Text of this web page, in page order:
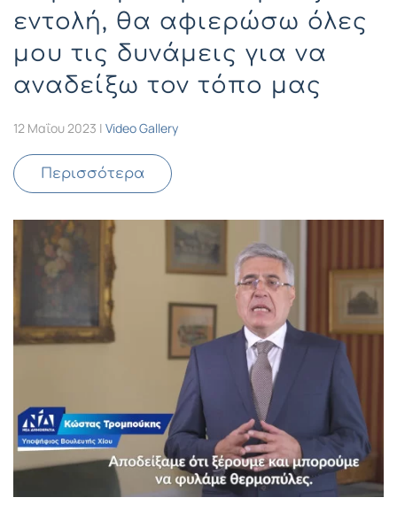
εντολή, θα αφιερώσω όλες
μου τις δυνάμεις για να
αναδείξω τον τόπο μας
12 Μαΐου 2023 | Video Gallery
Περισσότερα